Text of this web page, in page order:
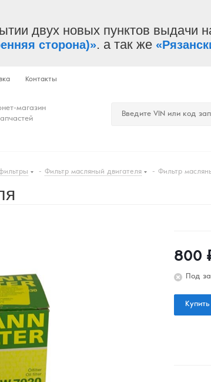
двух новых пунктов выдачи
сторона)». а так же
Контакты
магазин
- Фильтр масляный двигателя - Фильтр
800
Под
Купить